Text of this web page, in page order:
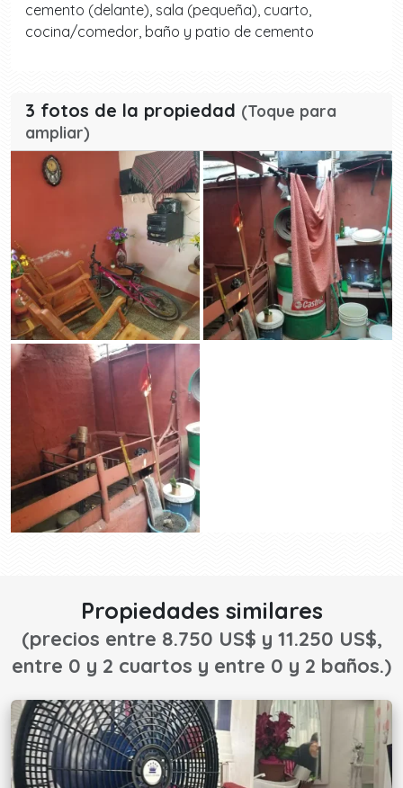
cemento (delante), sala (pequeña), cuarto,
cocina/comedor, baño y patio de cemento
3 fotos de la propiedad (Toque para
ampliar)
Propiedades similares
(precios entre 8.750 US$ y 11.250 US$,
entre 0 y 2 cuartos y entre 0 y 2 baños.)